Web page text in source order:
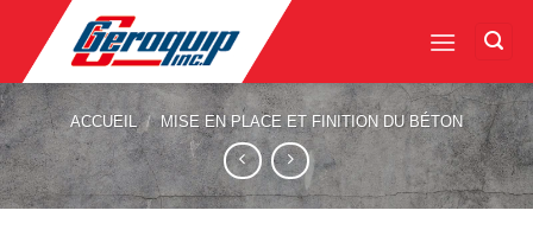
content
ACCUEIL / MISE EN PLACE ET FINITION DU BÉTON